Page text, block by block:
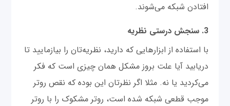
افتادن شبکه می‌شوند.
3. سنجش درستی نظریه‌
با استفاده از ابزارهایی که دارید، نظریه‌تان را بیازمایید تا
دریابید آیا علت بروز مشکل همان چیزی است که فکر
می‌کردید یا نه. مثلا اگر نظرتان این بوده که نقص روتر
موجب قطعی شبکه شده است، روتر مشکوک را با روتر